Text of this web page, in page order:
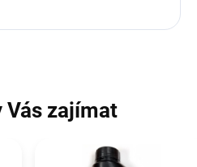
Vás zajímat